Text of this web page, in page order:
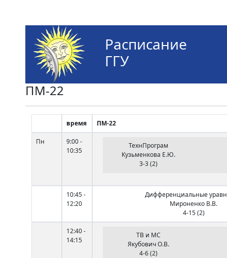
Расписание
ГГУ
ПМ-22
время ПМ-22
Пн
9:00 -
10:35
ТехнПрограм
Кузьменкова Е.Ю.
3-3 (2)
10:45 -
12:20
Дифференциальные
Мироненко В.В.
4-15 (2)
12:40 -
14:15
ТВ и МС
Якубович О.В.
4-6 (2)